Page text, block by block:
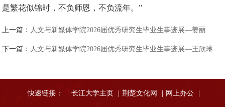
是繁花似锦时，不负师恩，不负流年。”
上一篇： 人文与新媒体学院2026届优秀研究生毕业生事迹展—姜丽
下一篇： 人文与新媒体学院2026届优秀研究生毕业生事迹展—王欣琳
快速链接： 长江大学主页 荆楚文化网 网上办公